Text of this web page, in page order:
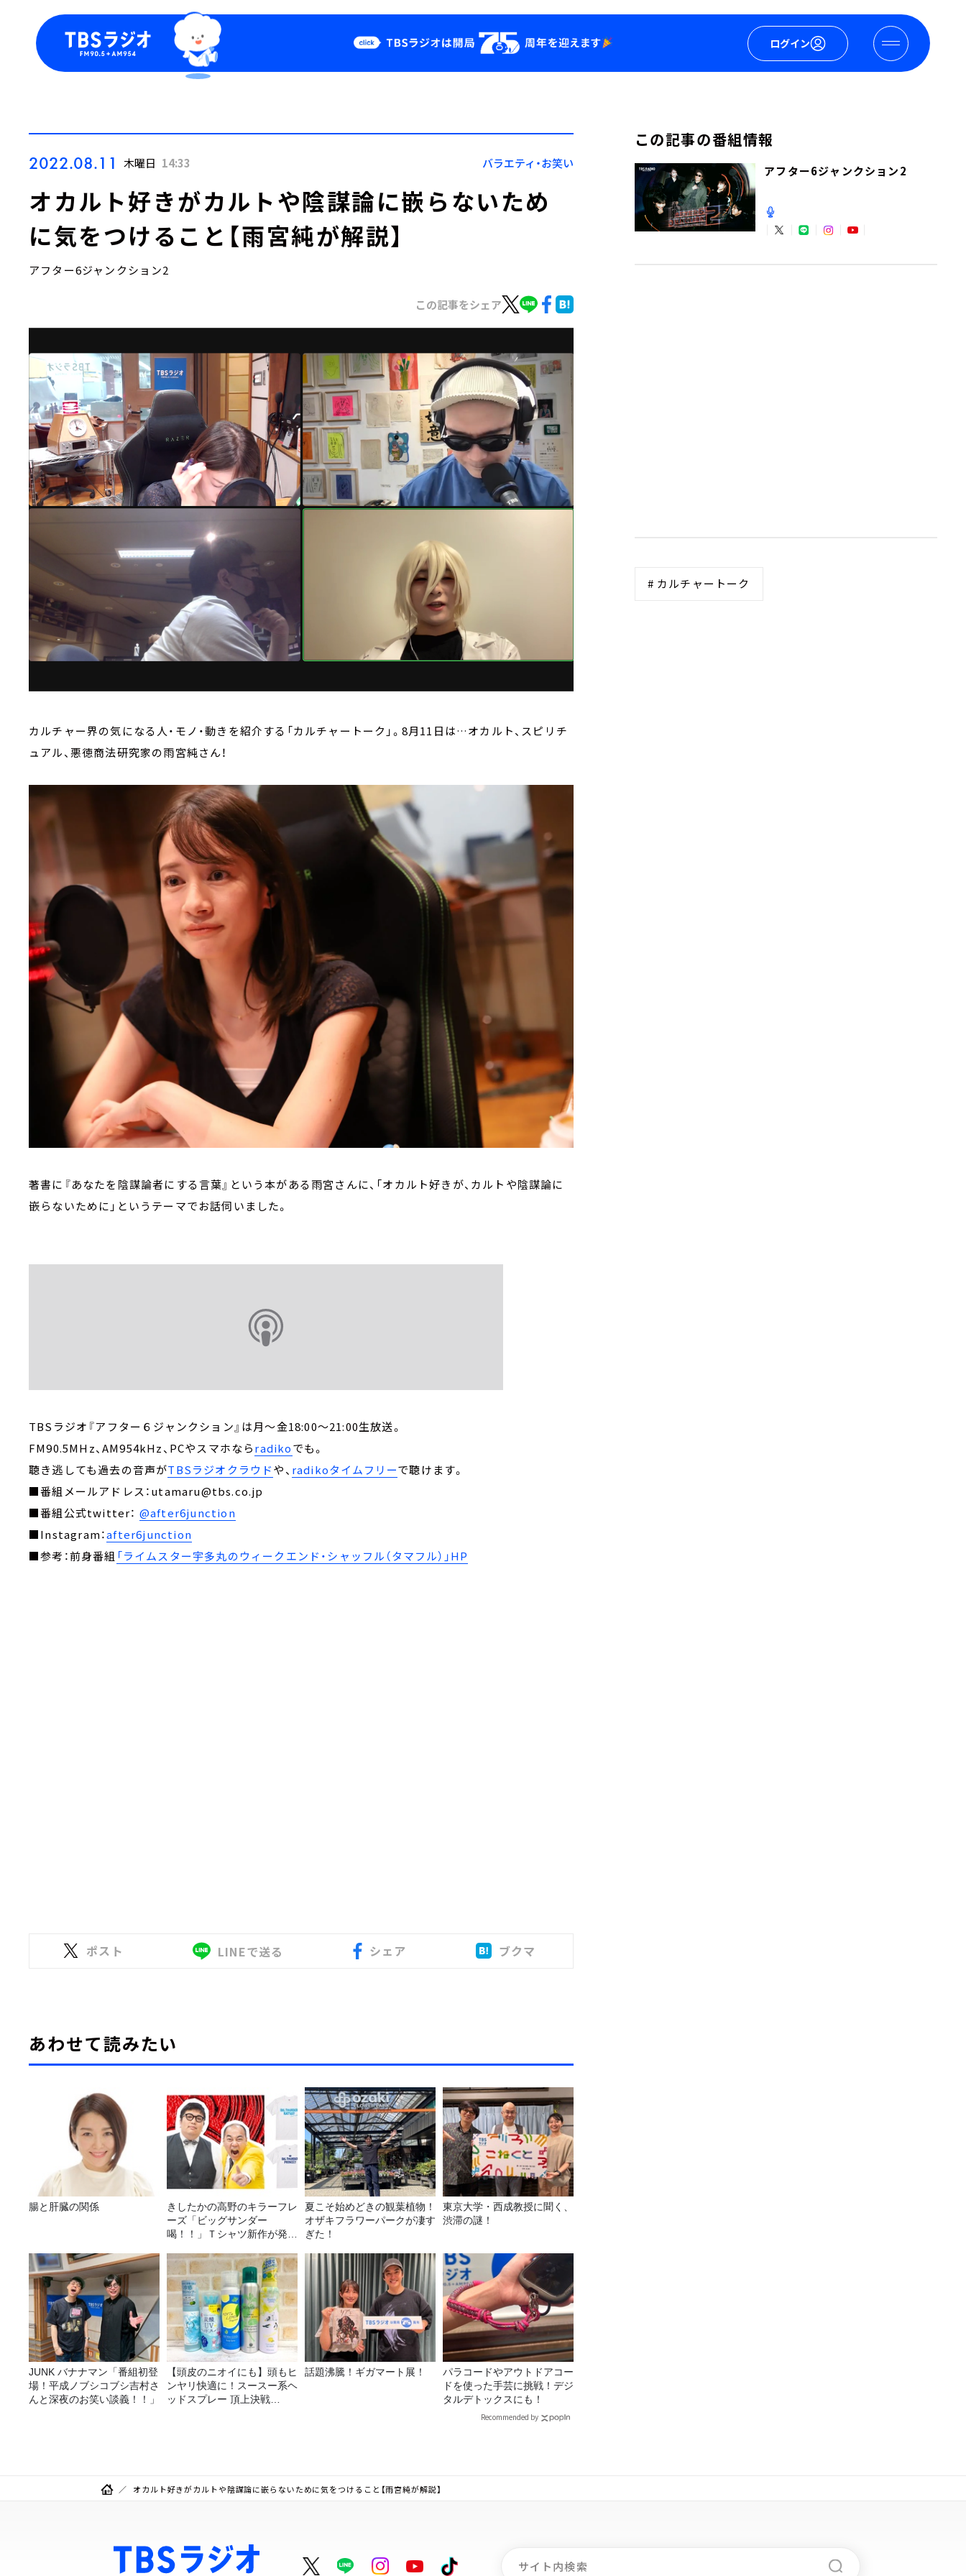
ログイン
Podcast
YouTube
会社情報
2022.08.11 木曜日 14:33 バラエティ・お笑い
オカルト好きがカルトや陰謀論に嵌らないため
に気をつけること【雨宮純が解説】
アフター6ジャンクション2
この記事をシェア
カルチャー界の気になる人・モノ・動きを紹介する「カルチャートーク」。8月11日は…オカルト、スピリチ
ュアル、悪徳商法研究家の雨宮純さん！
著書に『あなたを陰謀論者にする言葉』という本がある雨宮さんに、「オカルト好きが、カルトや陰謀論に
嵌らないために」というテーマでお話伺いました。
TBSラジオ『アフター６ジャンクション』は月～金18:00～21:00生放送。
FM90.5MHz、AM954kHz、PCやスマホならradikoでも。
聴き逃しても過去の音声がTBSラジオクラウドや、 radikoタイムフリーで聴けます。
■番組メールアドレス：utamaru@tbs.co.jp
■番組公式twitter： @after6junction
■Instagram：after6junction
■参考：前身番組 「ライムスター宇多丸のウィークエンド・シャッフル（タマフル）」HP
ポスト LINEで送る シェア ブクマ
あわせて読みたい
腸と肝臓の関係
きしたかの高野のキラーフレ
ーズ「ビッグサンダー
喝！！」Ｔシャツ新作が発売
夏こそ始めどきの観葉植物！
オザキフラワーパークが凄す
ぎた！
東京大学・西成教授に聞く、
渋滞の謎！
JUNK バナナマン「番組初登
場！平成ノブシコブシ吉村さ
んと深夜のお笑い談義！！」
【頭皮のニオイにも】頭もヒ
ンヤリ快適に！スースー系ヘ
ッドスプレー 頂上決戦
話題沸騰！ギガマート展！
パラコードやアウトドアコー
ドを使った手芸に挑戦！デジ
タルデトックスにも！
Recommended by
この記事の番組情報
アフター6ジャンクション2
# カルチャートーク
オカルト好きがカルトや陰謀論に嵌らないために気をつけること【雨宮純が解説】